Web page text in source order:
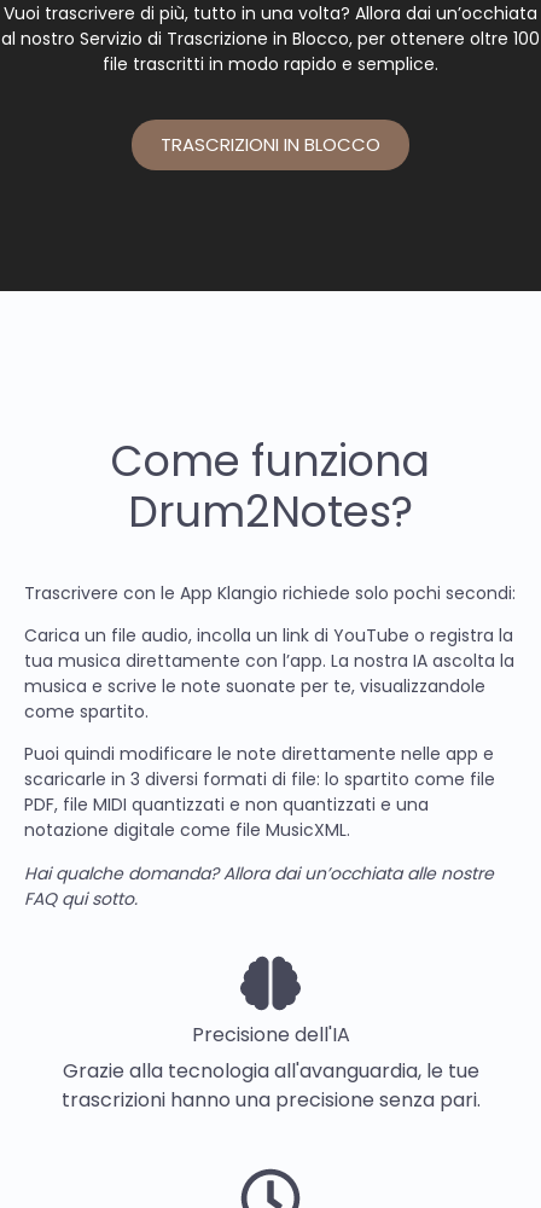
Vuoi trascrivere di più, tutto in una volta? Allora dai un’occhiata
al nostro Servizio di Trascrizione in Blocco, per ottenere oltre 100
file trascritti in modo rapido e semplice.
TRASCRIZIONI IN BLOCCO
Come funziona
Drum2Notes?
Trascrivere con le App Klangio richiede solo pochi secondi:
Carica un file audio, incolla un link di YouTube o registra la
tua musica direttamente con l’app. La nostra IA ascolta la
musica e scrive le note suonate per te, visualizzandole
come spartito.
Puoi quindi modificare le note direttamente nelle app e
scaricarle in 3 diversi formati di file: lo spartito come file
PDF, file MIDI quantizzati e non quantizzati e una
notazione digitale come file MusicXML.
Hai qualche domanda? Allora dai un’occhiata alle nostre
FAQ qui sotto.
Precisione dell'IA
Grazie alla tecnologia all'avanguardia, le tue
trascrizioni hanno una precisione senza pari.